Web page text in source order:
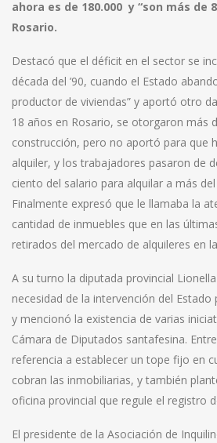
ahora es de 180.000 y “son más de
Rosario.
Destacó que el déficit en el sector se
década del ’90, cuando el Estado
productor de viviendas” y aportó otro
18 años en Rosario, se otorgaron más
construcción, pero no aportó para que
alquiler, y los trabajadores pasaron de
ciento del salario para alquilar a más
Finalmente expresó que le llamaba la
cantidad de inmuebles que en las
retirados del mercado de alquileres en
A su turno la diputada provincial
necesidad de la intervención del
y mencionó la existencia de varias
Cámara de Diputados santafesina.
referencia a establecer un tope fijo en
cobran las inmobiliarias, y también
oficina provincial que regule el registro
El presidente de la Asociación de